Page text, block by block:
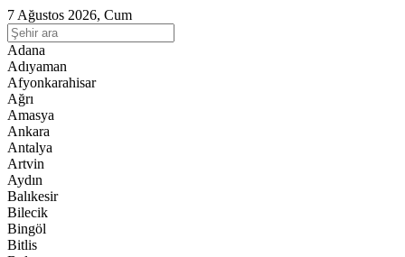
7 Ağustos 2026, Cum
Adana
Adıyaman
Afyonkarahisar
Ağrı
Amasya
Ankara
Antalya
Artvin
Aydın
Balıkesir
Bilecik
Bingöl
Bitlis